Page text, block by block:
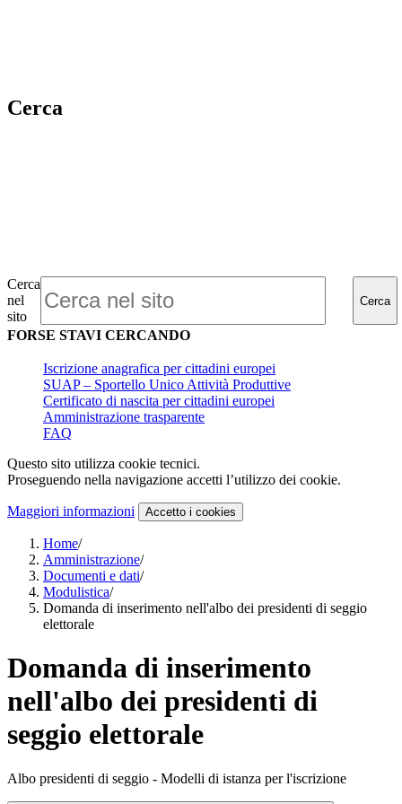
Cerca
Cerca
nel
sito
Cerca
FORSE STAVI CERCANDO
Iscrizione anagrafica per cittadini europei
SUAP – Sportello Unico Attività Produttive
Certificato di nascita per cittadini europei
Amministrazione trasparente
FAQ
Questo sito utilizza cookie tecnici.
Proseguendo nella navigazione accetti l’utilizzo dei cookie.
Maggiori informazioni Accetto i cookies
Home/
Amministrazione/
Documenti e dati/
Modulistica/
Domanda di inserimento nell'albo dei presidenti di seggio
elettorale
Domanda di inserimento
nell'albo dei presidenti di
seggio elettorale
Albo presidenti di seggio - Modelli di istanza per l'iscrizione